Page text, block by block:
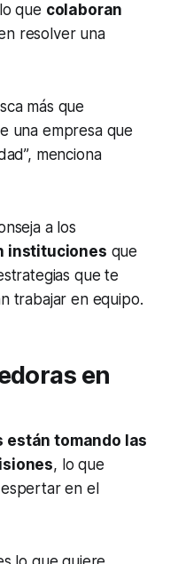
que colaboran
resolver una
más que
una empresa que
menciona
a los
instituciones que
que te
trabajar en equipo.
en
están tomando las
, lo que
en el